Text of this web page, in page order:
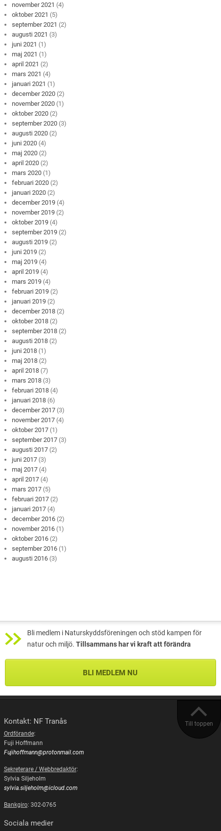
november 2021 (4)
oktober 2021 (5)
september 2021 (2)
augusti 2021 (3)
juni 2021 (1)
maj 2021 (1)
april 2021 (2)
mars 2021 (4)
januari 2021 (1)
december 2020 (2)
november 2020 (1)
oktober 2020 (2)
september 2020 (3)
augusti 2020 (2)
juni 2020 (4)
maj 2020 (2)
april 2020 (2)
mars 2020 (1)
februari 2020 (2)
januari 2020 (2)
december 2019 (4)
november 2019 (2)
oktober 2019 (4)
september 2019 (2)
augusti 2019 (2)
juni 2019 (2)
maj 2019 (4)
april 2019 (4)
mars 2019 (4)
februari 2019 (2)
januari 2019 (2)
december 2018 (2)
oktober 2018 (2)
september 2018 (2)
augusti 2018 (2)
juni 2018 (1)
maj 2018 (2)
april 2018 (7)
mars 2018 (3)
februari 2018 (4)
januari 2018 (6)
december 2017 (3)
november 2017 (4)
oktober 2017 (1)
september 2017 (3)
augusti 2017 (2)
juni 2017 (3)
maj 2017 (4)
april 2017 (4)
mars 2017 (5)
februari 2017 (2)
januari 2017 (4)
december 2016 (2)
november 2016 (1)
oktober 2016 (2)
september 2016 (1)
augusti 2016 (3)
Bli medlem i Naturskyddsföreningen och stöd kampen för
natur och miljö. Tillsammans har vi kraft att förändra
BLI MEDLEM NU
Till toppen
Kontakt: NF Tranås
Ordförande:
Fuji Hoffmann
Fujihoffmann@protonmail.com
Sekreterare / Webbredaktör:
Sylvia Siljeholm
sylvia.siljeholm@icloud.com
Bankgiro: 302-0765
Sociala medier